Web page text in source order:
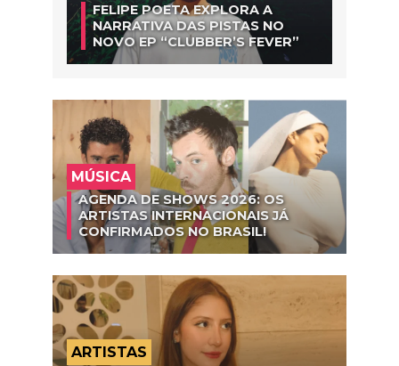
FELIPE POETA EXPLORA A
NARRATIVA DAS PISTAS NO
NOVO EP “CLUBBER’S FEVER”
MÚSICA
AGENDA DE SHOWS 2026: OS
ARTISTAS INTERNACIONAIS JÁ
CONFIRMADOS NO BRASIL!
ARTISTAS